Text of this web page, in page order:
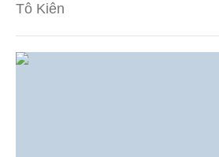
Tô Kiên